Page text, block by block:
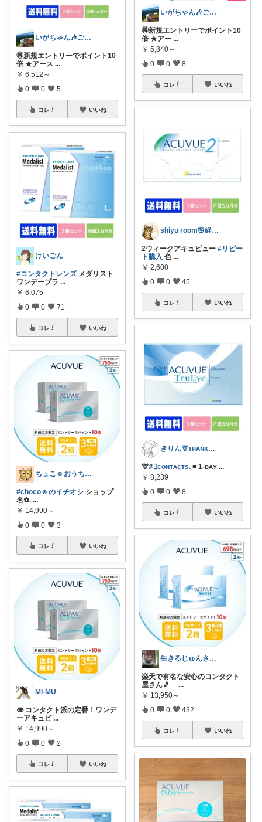
いがちゃん🎶ご購入感謝です🎶
🉐新規エントリーでポイント10
倍 ★アース ...
￥ 6,512～
0 0 5
コレ いいね
けいごん
#コンタクトレンズメダリスト
ワンデープラ ...
￥ 6,075
0 0 71
コレ いいね
ちょこ☻おうち時間充実🏠アイテム
#choco☻のイチオシ ショップ
名✿. ...
￥ 14,990～
0 0 3
コレ いいね
MI-MU
👁️ コンタクト派の定番！ワンデ
ーアキュビ ...
￥ 14,990～
0 0 2
コレ いいね
いがちゃん🎶ご購入感謝です🎶
🉐新規エントリーでポイント10
倍 ★アー ...
￥ 5,840～
0 0 8
コレ いいね
shiyu room🌸経由購入感謝💖
2ウィークアキュビュー #リピー
ト購入 色 ...
￥ 2,600
0 0 45
コレ いいね
きりん🦒ᴛʜᴀɴᴋs ᴀʟᴡᴀʏs.
🦒#⃞coɴᴛᴀcᴛsᱹ ■ 1-ᴅᴀʏ ...
￥ 8,239
0 0 8
コレ いいね
生きるじゅんさん、フォロワー様より買う
楽天で有名な安心のコンタクト
屋さん🎵 ...
￥ 13,950～
0 0 432
コレ いいね